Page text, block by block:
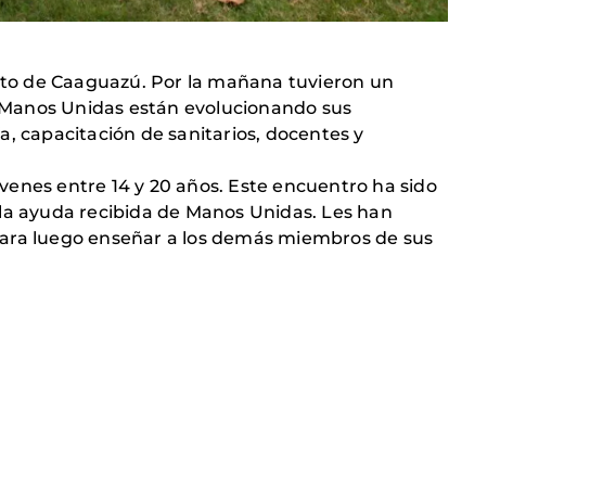
de Caaguazú. Por la mañana tuvieron un
Unidas están evolucionando sus
capacitación de sanitarios, docentes y
entre 14 y 20 años. Este encuentro ha sido
ayuda recibida de Manos Unidas. Les han
luego enseñar a los demás miembros de sus